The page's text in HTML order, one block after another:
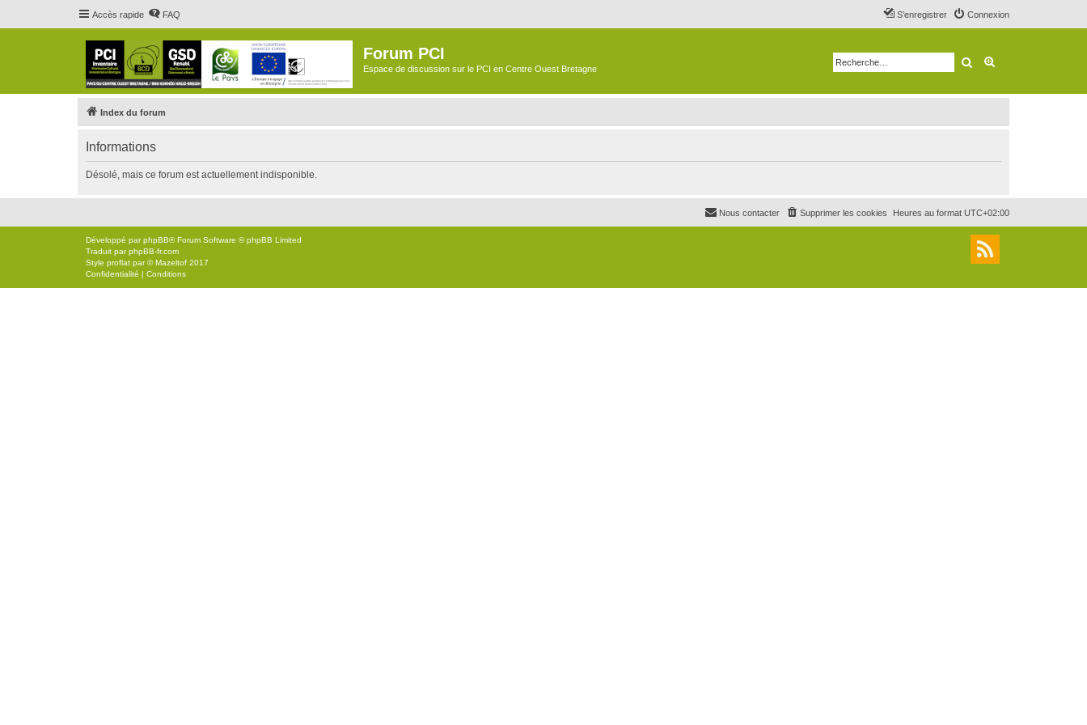
Accès rapide FAQ Connexion
S’enregistrer
Forum PCI
Espace de discussion sur le PCI en Centre Ouest Bretagne Rechercher
Index du forum
Informations
Désolé, mais ce forum est actuellement indisponible.
Heures au format UTC+02:00
Supprimer les cookies
Nous contacter
Développé parphpBB® Forum Software © phpBB Limited
Traduit parphpBB-fr.com
Style proflat par ©Mazeltof 2017
Confidentialité | Conditions